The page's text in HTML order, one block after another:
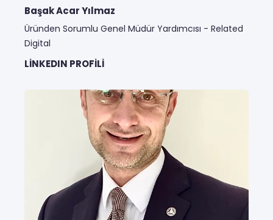
Başak Acar Yılmaz
Üründen Sorumlu Genel Müdür Yardımcısı - Related
Digital
LINKEDIN PROFILI